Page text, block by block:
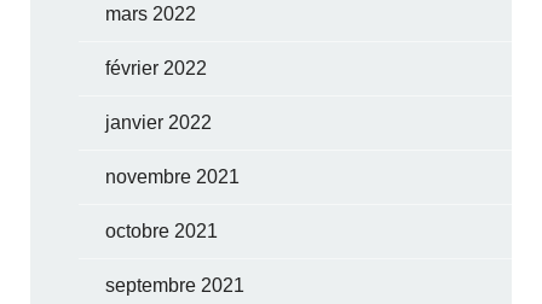
mars 2022
février 2022
janvier 2022
novembre 2021
octobre 2021
septembre 2021